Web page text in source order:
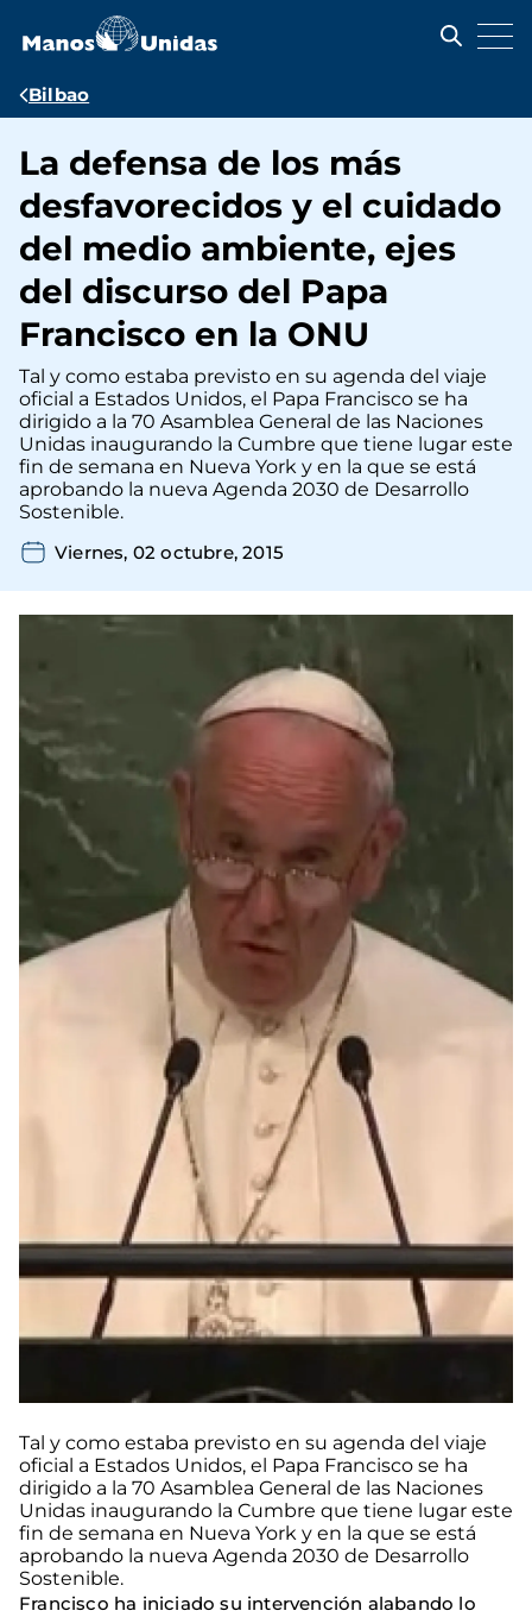
contenido
Ruta
navegación
Bilbao
La defensa de los más
desfavorecidos y el cuidado
del medio ambiente, ejes
del discurso del Papa
Francisco en la ONU
Tal y como estaba previsto en su agenda del viaje
oficial a Estados Unidos, el Papa Francisco se ha
dirigido a la 70 Asamblea General de las Naciones
Unidas inaugurando la Cumbre que tiene lugar este
fin de semana en Nueva York y en la que se está
aprobando la nueva Agenda 2030 de Desarrollo
Sostenible.
Viernes, 02 octubre, 2015
Tal y como estaba previsto en su agenda del viaje
oficial a Estados Unidos, el Papa Francisco se ha
dirigido a la 70 Asamblea General de las Naciones
Unidas inaugurando la Cumbre que tiene lugar este
fin de semana en Nueva York y en la que se está
aprobando la nueva Agenda 2030 de Desarrollo
Sostenible.
Francisco ha iniciado su intervención alabando lo